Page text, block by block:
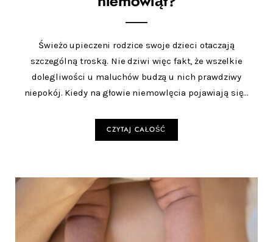
Świeżo upieczeni rodzice swoje dzieci otaczają
szczególną troską. Nie dziwi więc fakt, że wszelkie
dolegliwości u maluchów budzą u nich prawdziwy
niepokój. Kiedy na głowie niemowlęcia pojawiają się…
CZYTAJ CAŁOŚĆ